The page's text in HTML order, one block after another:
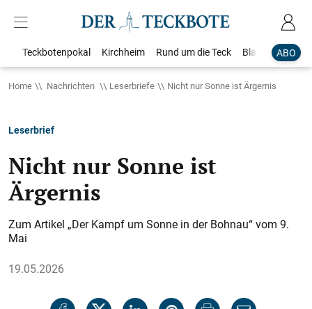
ABO
Teckbotenpokal Kirchheim Rund um die Teck Blaulicht
Home Nachrichten Leserbriefe Nicht nur Sonne ist Ärgernis
Leserbrief
Nicht nur Sonne ist
Ärgernis
Zum Artikel „Der Kampf um Sonne in der Bohnau“ vom 9.
Mai
19.05.2026